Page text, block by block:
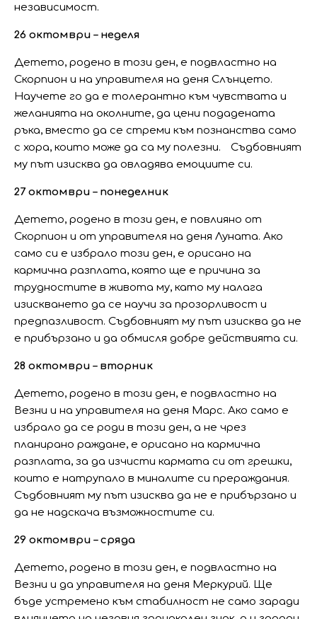
независимост.
26 октомври – неделя
Детето, родено в този ден, е подвластно на
Скорпион и на управителя на деня Слънцето.
Научете го да е толерантно към чувствата и
желанията на околните, да цени подадената
ръка, вместо да се стреми към познанства само
с хора, които може да са му полезни. Съдбовният
му път изисква да овладява емоциите си.
27 октомври – понеделник
Детето, родено в този ден, е повлияно от
Скорпион и от управителя на деня Луната. Ако
само си е избрало този ден, е орисано на
кармична разплата, която ще е причина за
трудностите в живота му, като му налага
изискването да се научи за прозорливост и
предпазливост. Съдбовният му път изисква да не
е прибързано и да обмисля добре действията си.
28 октомври – вторник
Детето, родено в този ден, е подвластно на
Везни и на управителя на деня Марс. Ако само е
избрало да се роди в този ден, а не чрез
планирано раждане, е орисано на кармична
разплата, за да изчисти кармата си от грешки,
които е натрупало в миналите си прераждания.
Съдбовният му път изисква да не е прибързано и
да не надскача възможностите си.
29 октомври – сряда
Детето, родено в този ден, е подвластно на
Везни и да управителя на деня Меркурий. Ще
бъде устремено към стабилност не само заради